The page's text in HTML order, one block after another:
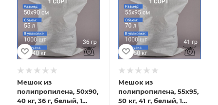
Мешок из
полипропилена, 50x90,
40 кг, 36 г, белый, 1
Мешок из
полипропилена, 55x95,
50 кг, 41 г, белый, 1